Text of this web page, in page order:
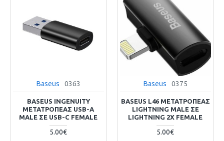
Baseus 0363
BASEUS INGENUITY
ΜΕΤΑΤΡΟΠΈΑΣ USB-A
MALE ΣΕ USB-C FEMALE
5.00€
Baseus 0375
BASEUS L46 ΜΕΤΑΤΡΟΠΈΑΣ
LIGHTNING MALE ΣΕ
LIGHTNING 2X FEMALE
5.00€